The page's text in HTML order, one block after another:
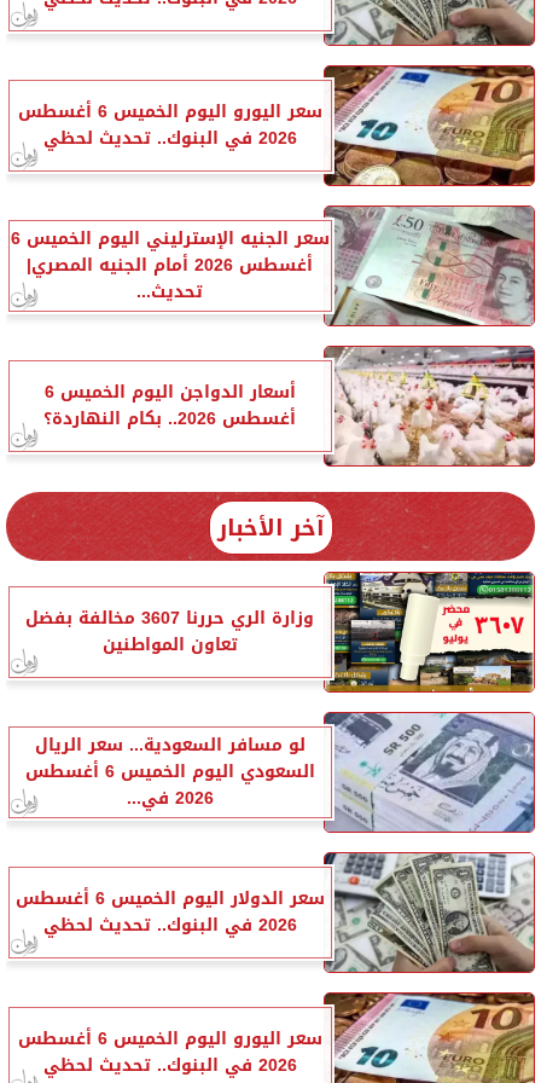
سعر اليورو اليوم الخميس 6 أغسطس
2026 في البنوك.. تحديث لحظي
سعر الجنيه الإسترليني اليوم الخميس 6
أغسطس 2026 أمام الجنيه المصري|
تحديث...
أسعار الدواجن اليوم الخميس 6
أغسطس 2026.. بكام النهاردة؟
آخر الأخبار
وزارة الري حررنا 3607 مخالفة بفضل
تعاون المواطنين
لو مسافر السعودية... سعر الريال
السعودي اليوم الخميس 6 أغسطس
2026 في...
سعر الدولار اليوم الخميس 6 أغسطس
2026 في البنوك.. تحديث لحظي
سعر اليورو اليوم الخميس 6 أغسطس
2026 في البنوك.. تحديث لحظي